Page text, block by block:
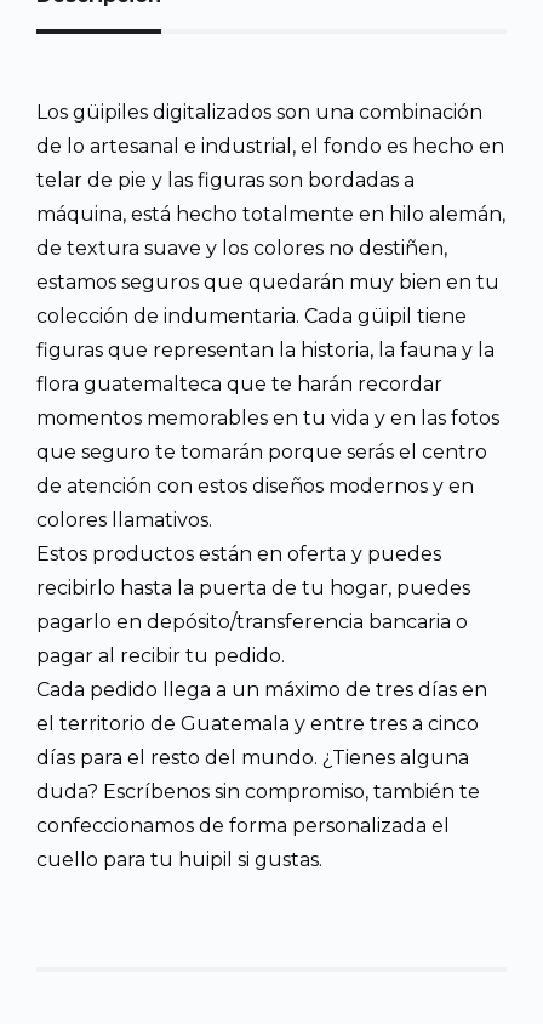
Los güipiles digitalizados son una combinación
de lo artesanal e industrial, el fondo es hecho en
telar de pie y las figuras son bordadas a
máquina, está hecho totalmente en hilo alemán,
de textura suave y los colores no destiñen,
estamos seguros que quedarán muy bien en tu
colección de indumentaria. Cada güipil tiene
figuras que representan la historia, la fauna y la
flora guatemalteca que te harán recordar
momentos memorables en tu vida y en las fotos
que seguro te tomarán porque serás el centro
de atención con estos diseños modernos y en
colores llamativos.
Estos productos están en oferta y puedes
recibirlo hasta la puerta de tu hogar, puedes
pagarlo en depósito/transferencia bancaria o
pagar al recibir tu pedido.
Cada pedido llega a un máximo de tres días en
el territorio de Guatemala y entre tres a cinco
días para el resto del mundo. ¿Tienes alguna
duda? Escríbenos sin compromiso, también te
confeccionamos de forma personalizada el
cuello para tu huipil si gustas.